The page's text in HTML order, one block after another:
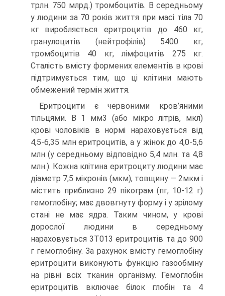
трлн. 750 млрд.) тромбоцитів. В середньому
у людини за 70 років життя при масі тіла 70
кг виробляється еритроцитів до 460 кг,
гранулоцитів (нейтрофілів) 5400 кг,
тромбоцитів 40 кг, лімфоцитів 275 кг.
Сталість вмісту формених елементів в крові
підтримується тим, що ці клітини мають
обмежений термін життя.
Еритроцити є червоними кров’яними
тільцями. В 1 мм3 (або мікро літрів, мкл)
крові чоловіків в нормі нараховується від
4,5-6,35 млн еритроцитів, а у жінок до 4,0-5,6
млн (у середньому відповідно 5,4 млн. та 4,8
млн.). Кожна клітина еритроциту людини має
діаметр 7,5 мікронів (мкм), товщину — 2мкм і
містить приблизно 29 пікограм (пг, 10-12 г)
гемоглобіну; має двовгнуту форму і у зрілому
стані не має ядра. Таким чином, у крові
дорослої людини в середньому
нараховується 3Т013 еритроцитів та до 900
г гемоглобіну. За рахунок вмісту гемоглобіну
еритроцити виконують функцію газообміну
на рівні всіх тканин організму. Гемоглобін
еритроцитів включає білок глобін та 4